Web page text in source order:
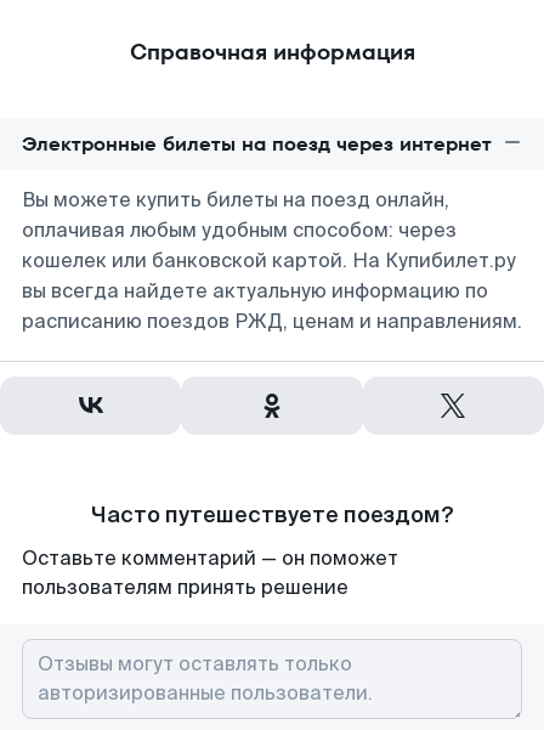
Справочная информация
Электронные билеты на поезд через интернет
Вы можете купить билеты на поезд онлайн,
оплачивая любым удобным способом: через
кошелек или банковской картой. На Купибилет.ру
вы всегда найдете актуальную информацию по
расписанию поездов РЖД, ценам и направлениям.
Часто путешествуете поездом?
Оставьте комментарий — он поможет
пользователям принять решение